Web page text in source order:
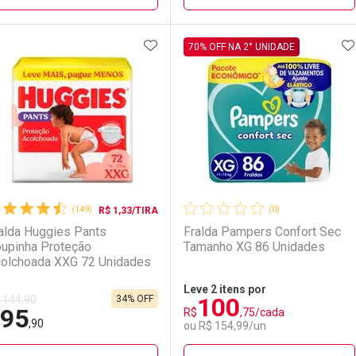
FECHAR
Ativar Desconto
FECHAR
Menos Laboratório
Ativar Desconto
Por Menos
(149) R$ 1,33/TIRA
Huggies Pants
Proteção
XXG 72 Unidades
144,90
95,90
34% OFF
ADICIONAR AOS FAVORITOS
(0)
Fralda Pampers Confort Sec
Tamanho XG 86 Unidades
70% OFF NA 2° UNIDADE
Leve 2 itens por
R$100,75/cada
ou R$ 154,99/un
TERMO DIGITADO